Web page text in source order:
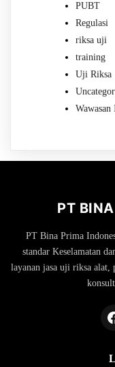
PUBT
Regulasi
riksa uji
training
Uji Riksa
PT
PT Bina Prima
standar Keselamatan
layanan jasa uji riksa alat,